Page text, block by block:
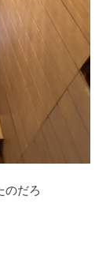
のだろ